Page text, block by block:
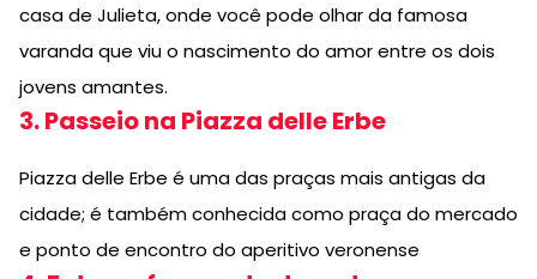
casa de Julieta, onde você pode olhar da famosa
varanda que viu o nascimento do amor entre os dois
jovens amantes.
3. Passeio na Piazza delle Erbe
Piazza delle Erbe é uma das praças mais antigas da
cidade; é também conhecida como praça do mercado
e ponto de encontro do aperitivo veronense